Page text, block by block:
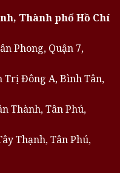
Thành phố Hồ Chí
Phong, Quận 7,
Trị Đông A, Bình Tân,
Thành, Tân Phú,
Thạnh, Tân Phú,